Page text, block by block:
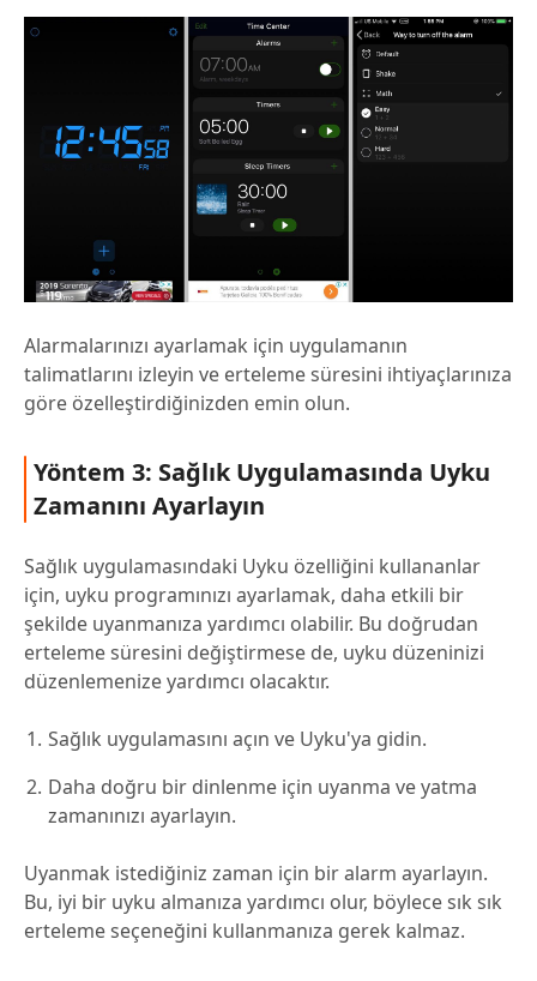
Alarmalarınızı ayarlamak için uygulamanın
talimatlarını izleyin ve erteleme süresini ihtiyaçlarınıza
göre özelleştirdiğinizden emin olun.
Yöntem 3: Sağlık Uygulamasında Uyku
Zamanını Ayarlayın
Sağlık uygulamasındaki Uyku özelliğini kullananlar
için, uyku programınızı ayarlamak, daha etkili bir
şekilde uyanmanıza yardımcı olabilir. Bu doğrudan
erteleme süresini değiştirmese de, uyku düzeninizi
düzenlemenize yardımcı olacaktır.
Sağlık uygulamasını açın ve Uyku'ya gidin.
Daha doğru bir dinlenme için uyanma ve yatma
zamanınızı ayarlayın.
Uyanmak istediğiniz zaman için bir alarm ayarlayın.
Bu, iyi bir uyku almanıza yardımcı olur, böylece sık sık
erteleme seçeneğini kullanmanıza gerek kalmaz.